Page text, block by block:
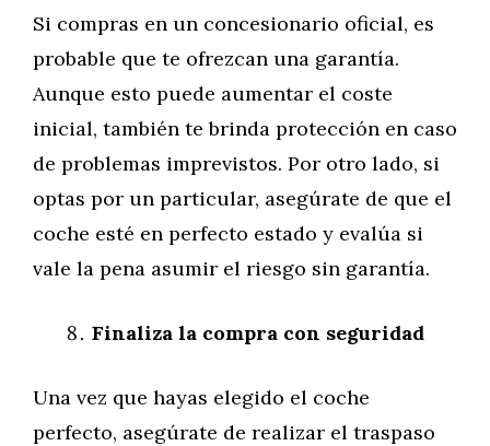
Si compras en un concesionario oficial, es
probable que te ofrezcan una garantía.
Aunque esto puede aumentar el coste
inicial, también te brinda protección en caso
de problemas imprevistos. Por otro lado, si
optas por un particular, asegúrate de que el
coche esté en perfecto estado y evalúa si
vale la pena asumir el riesgo sin garantía.
Finaliza la compra con seguridad
Una vez que hayas elegido el coche
perfecto, asegúrate de realizar el traspaso